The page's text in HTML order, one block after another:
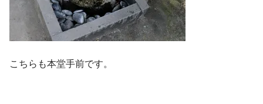
こちらも本堂手前です。